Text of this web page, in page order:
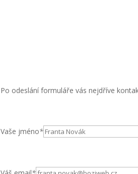
Po odeslání formuláře vás nejdříve
Vaše jméno*